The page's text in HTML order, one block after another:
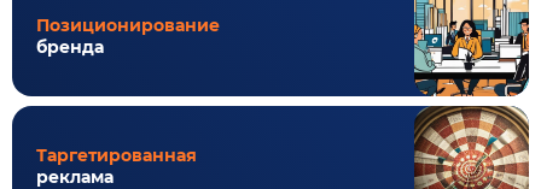
Позиционирование
бренда
Таргетированная
реклама